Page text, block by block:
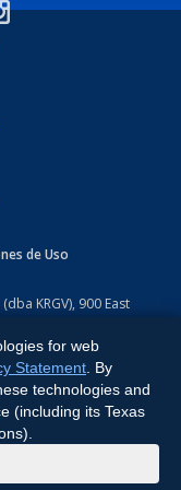
de Uso
(dba KRGV), 900 East
Softwarefor web
Statement . By
technologies and
(including its Texas